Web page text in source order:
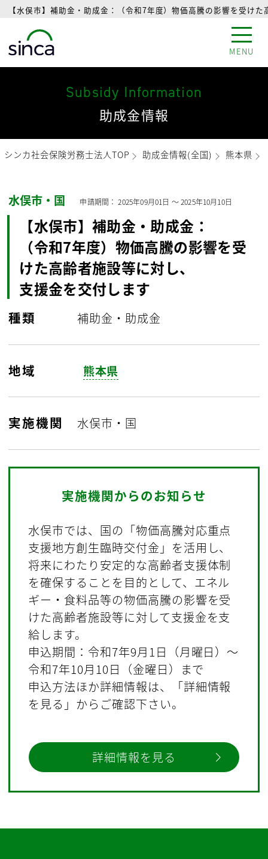
【水俣市】補助金・助成金：（令和7年度）物価高騰の影響を受け
MENU
Subsidy Information
助成金情報
シンカ社会保険労務士法人TOP 助成金情報(全国) 熊本県
水俣市・国 申請期間：2025年09月01日 〜2025年10月10日
【水俣市】補助金・助成金：
（令和7年度）物価高騰の影響を受
けた高齢者施設等に対し、
支援金を交付します
種類 補助金・助成金
地域 熊本県
実施機関 水俣市・国
実施機関からのお知らせ
水俣市では、国の「物価高騰対応重点
支援地方創生臨時交付金」を活用し、
将来にわたり安定的な高齢者支援体制
を確保することを目的として、エネル
ギー・食料品等の物価高騰の影響を受
けた高齢者施設等に対して支援金を支
給します。
申込期間：令和7年9月1日（月曜日）～
令和7年10月10日（金曜日）まで
申込方法ほか詳細情報は、「詳細情報
を見る」からご確認下さい。
詳細情報を見る